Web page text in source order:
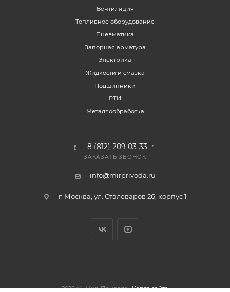
Вентиляция
Топливное оборудование
Пневматика
Запорная арматура
Электрика
Жидкости и смазка
Подшипники
РТИ
Металлообработка
8 (812) 209-03-33
ЗАКАЗАТЬ ЗВОНОК
info@mirprivoda.ru
г. Москва, ул. Сталеваров 26, корпус 1
2026 © «Мир Привода» Карта сайта